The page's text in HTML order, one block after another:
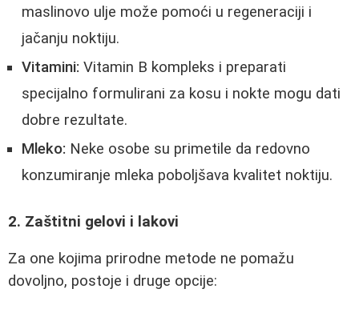
maslinovo ulje može pomoći u regeneraciji i
jačanju noktiju.
Vitamini: Vitamin B kompleks i preparati
specijalno formulirani za kosu i nokte mogu dati
dobre rezultate.
Mleko: Neke osobe su primetile da redovno
konzumiranje mleka poboljšava kvalitet noktiju.
2. Zaštitni gelovi i lakovi
Za one kojima prirodne metode ne pomažu
dovoljno, postoje i druge opcije: